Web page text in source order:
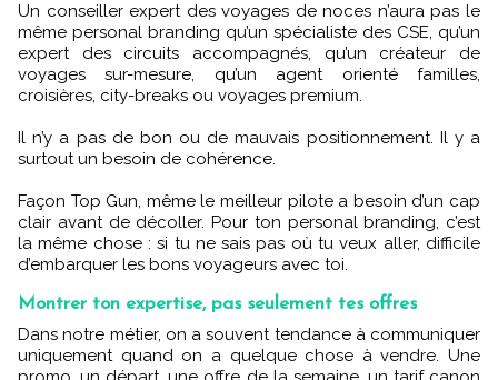
Un conseiller expert des voyages de noces n’aura pas le
même personal branding qu’un spécialiste des CSE, qu’un
expert des circuits accompagnés, qu’un créateur de
voyages sur-mesure, qu’un agent orienté familles,
croisières, city-breaks ou voyages premium.
Il n’y a pas de bon ou de mauvais positionnement. Il y a
surtout un besoin de cohérence.
Façon Top Gun, même le meilleur pilote a besoin d’un cap
clair avant de décoller. Pour ton personal branding, c’est
la même chose : si tu ne sais pas où tu veux aller, difficile
d’embarquer les bons voyageurs avec toi.
Montrer ton expertise, pas seulement tes offres
Dans notre métier, on a souvent tendance à communiquer
uniquement quand on a quelque chose à vendre. Une